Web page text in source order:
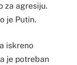
za agresiju.
je Putin.
iskreno
je potreban